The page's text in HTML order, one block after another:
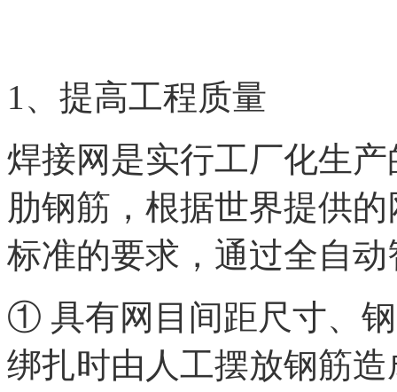
1、提高工程质量
焊接网是实行工厂化生
肋钢筋，根据世界提供
标准的要求，通过全自
① 具有网目间距尺寸、
绑扎时由人工摆放钢筋